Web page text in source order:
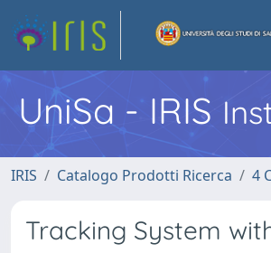
UniSa - IRIS
IRIS Catalogo Prodotti Ricerca 4
Tracking System